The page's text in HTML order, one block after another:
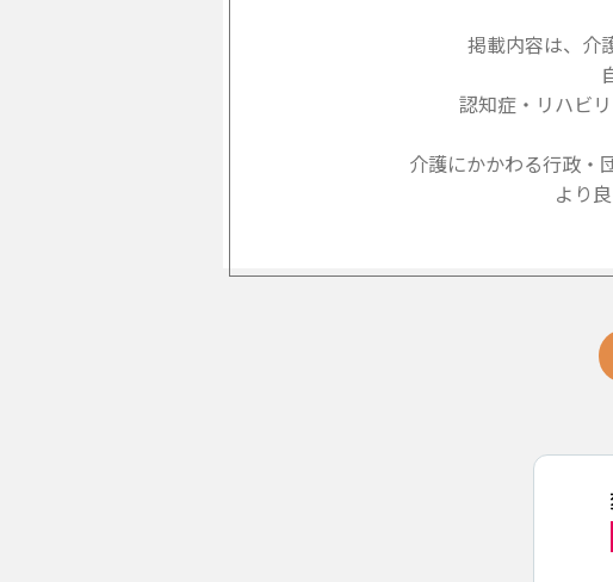
掲載内容は、介
認知症・リハビ
介護にかかわる行政・
より